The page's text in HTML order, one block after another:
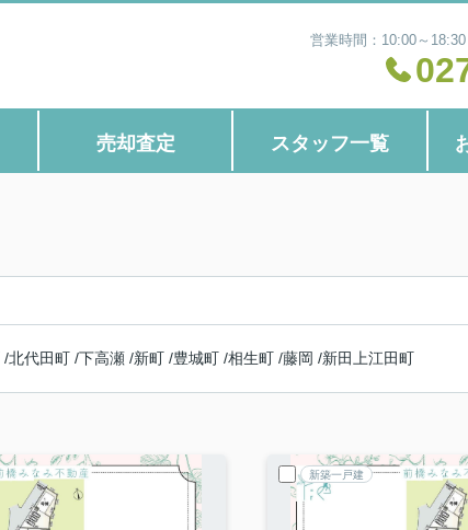
営業時間：10:00～
売却査定 スタッフ一覧
/北代田町 /下高瀬 /新町 /豊城町 /相生町 /藤岡 /新田上江田町
新築一戸建